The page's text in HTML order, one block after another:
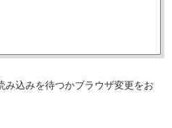
込みを待つかブラウザ変更をお